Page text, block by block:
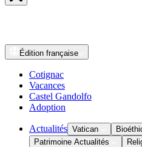
Édition française
Cotignac
Vacances
Castel Gandolfo
Adoption
Actualités Vatican
Patrimoine Actualités